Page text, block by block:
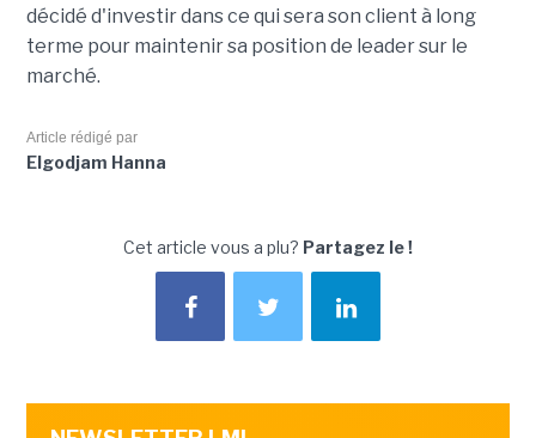
décidé d'investir dans ce qui sera son client à long
terme pour maintenir sa position de leader sur le
marché.
Article rédigé par
Elgodjam Hanna
Cet article vous a plu? Partagez le !